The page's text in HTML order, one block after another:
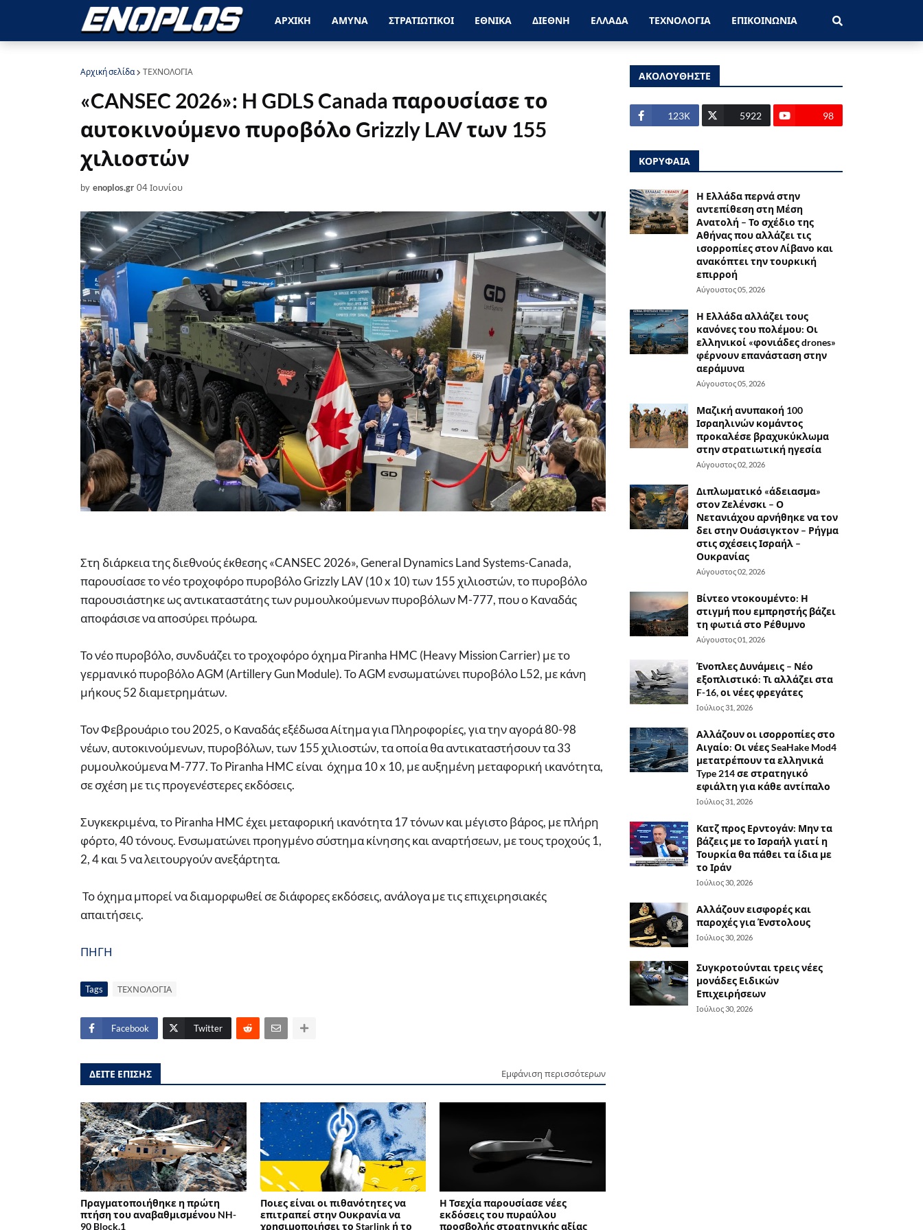
ΑΡΧΙΚΗ ΑΜΥΝΑ ΣΤΡΑΤΙΩΤΙΚΟΙ ΕΘΝΙΚΑ ΔΙΕΘΝΗ ΕΛΛΑΔΑ ΤΕΧΝΟΛΟΓΙΑ ΕΠΙΚΟΙΝΩΝΙΑ
Αρχική σελίδα ΤΕΧΝΟΛΟΓΙΑ
«CANSEC 2026»: H GDLS Canada παρουσίασε το
αυτοκινούμενο πυροβόλο Grizzly LAV των 155
χιλιοστών
by enoplos.gr 04 Ιουνίου
Στη διάρκεια της διεθνούς έκθεσης «CANSEC 2026», General Dynamics Land Systems-Canada,
παρουσίασε το νέο τροχοφόρο πυροβόλο Grizzly LAV (10 x 10) των 155 χιλιοστών, το πυροβόλο
παρουσιάστηκε ως αντικαταστάτης των ρυμουλκούμενων πυροβόλων M-777, που ο Καναδάς
αποφάσισε να αποσύρει πρόωρα.
Το νέο πυροβόλο, συνδυάζει το τροχοφόρο όχημα Piranha HMC (Heavy Mission Carrier) με το
γερμανικό πυροβόλο AGM (Artillery Gun Module). Το AGM ενσωματώνει πυροβόλο L52, με κάνη
μήκους 52 διαμετρημάτων.
Τον Φεβρουάριο του 2025, ο Καναδάς εξέδωσα Αίτημα για Πληροφορίες, για την αγορά 80-98
νέων, αυτοκινούμενων, πυροβόλων, των 155 χιλιοστών, τα οποία θα αντικαταστήσουν τα 33
ρυμουλκούμενα M-777. Το Piranha HMC είναι όχημα 10 x 10, με αυξημένη μεταφορική ικανότητα,
σε σχέση με τις προγενέστερες εκδόσεις.
Συγκεκριμένα, το Piranha HMC έχει μεταφορική ικανότητα 17 τόνων και μέγιστο βάρος, με πλήρη
φόρτο, 40 τόνους. Ενσωματώνει προηγμένο σύστημα κίνησης και αναρτήσεων, με τους τροχούς 1,
2, 4 και 5 να λειτουργούν ανεξάρτητα.
Το όχημα μπορεί να διαμορφωθεί σε διάφορες εκδόσεις, ανάλογα με τις επιχειρησιακές
απαιτήσεις.
ΠΗΓΗ
Tags ΤΕΧΝΟΛΟΓΙΑ
Facebook Twitter
ΔΕΙΤΕ ΕΠΙΣΗΣ Εμφάνιση περισσότερων
Πραγματοποιήθηκε η πρώτη
πτήση του αναβαθμισμένου NH-
90 Block.1
Ποιες είναι οι πιθανότητες να
επιτραπεί στην Ουκρανία να
χρησιμοποιήσει το Starlink ή το
Η Τσεχία παρουσίασε νέες
εκδόσεις του πυραύλου
προσβολής στρατηγικής αξίας
ΑΚΟΛΟΥΘΗΣΤΕ
123Κ 5922 98
ΚΟΡΥΦΑΙΑ
Η Ελλάδα περνά στην
αντεπίθεση στη Μέση
Ανατολή – Το σχέδιο της
Αθήνας που αλλάζει τις
ισορροπίες στον Λίβανο και
ανακόπτει την τουρκική
επιρροή
Αύγουστος 05, 2026
Η Ελλάδα αλλάζει τους
κανόνες του πολέμου: Οι
ελληνικοί «φονιάδες drones»
φέρνουν επανάσταση στην
αεράμυνα
Αύγουστος 05, 2026
Μαζική ανυπακοή 100
Ισραηλινών κομάντος
προκαλέσε βραχυκύκλωμα
στην στρατιωτική ηγεσία
Αύγουστος 02, 2026
Διπλωματικό «άδειασμα»
στον Ζελένσκι – Ο
Νετανιάχου αρνήθηκε να τον
δει στην Ουάσιγκτον – Ρήγμα
στις σχέσεις Ισραήλ –
Ουκρανίας
Αύγουστος 02, 2026
Βίντεο ντοκουμέντο: Η
στιγμή που εμπρηστής βάζει
τη φωτιά στο Ρέθυμνο
Αύγουστος 01, 2026
Ένοπλες Δυνάμεις – Νέο
εξοπλιστικό: Τι αλλάζει στα
F-16, οι νέες φρεγάτες
Ιούλιος 31, 2026
Αλλάζουν οι ισορροπίες στο
Αιγαίο: Οι νέες SeaHake Mod4
μετατρέπουν τα ελληνικά
Type 214 σε στρατηγικό
εφιάλτη για κάθε αντίπαλο
Ιούλιος 31, 2026
Κατζ προς Ερντογάν: Μην τα
βάζεις με το Ισραήλ γιατί η
Τουρκία θα πάθει τα ίδια με
το Ιράν
Ιούλιος 30, 2026
Αλλάζουν εισφορές και
παροχές για Ένστολους
Ιούλιος 30, 2026
Συγκροτούνται τρεις νέες
μονάδες Ειδικών
Επιχειρήσεων
Ιούλιος 30, 2026